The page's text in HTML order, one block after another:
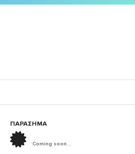
ΠΑΡΑΣΗΜΑ
Coming soon...